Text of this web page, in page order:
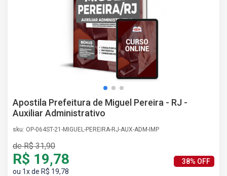
Apostila Prefeitura de Miguel Pereira - RJ -
Auxiliar Administrativo
sku: OP-064ST-21-MIGUEL-PEREIRA-RJ-AUX-ADM-IMP
de R$ 31,90
R$ 19,78
ou 1x de R$ 19,78
38% OFF